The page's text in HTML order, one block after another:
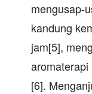
mengusap-
kandung
jam[5],
[6].